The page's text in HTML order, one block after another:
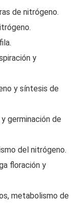
de nitrógeno.
y
y síntesis de
germinación de
del nitrógeno.
floración y
metabolismo de